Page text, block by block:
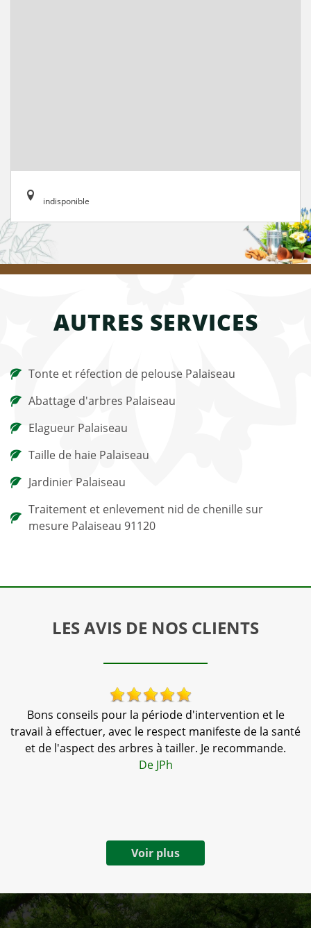
indisponible
AUTRES SERVICES
Tonte et réfection de pelouse Palaiseau
Abattage d'arbres Palaiseau
Elagueur Palaiseau
Taille de haie Palaiseau
Jardinier Palaiseau
Traitement et enlevement nid de chenille sur
mesure Palaiseau 91120
LES AVIS DE NOS CLIENTS
Bons conseils pour la période d'intervention et le
travail à effectuer, avec le respect manifeste de la santé
et de l'aspect des arbres à tailler. Je recommande.
De JPh
Voir plus